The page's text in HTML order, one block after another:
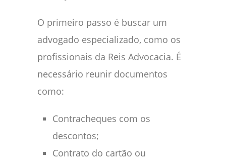
O primeiro passo é buscar um
advogado especializado, como os
profissionais da Reis Advocacia. É
necessário reunir documentos
como:
Contracheques com os
descontos;
Contrato do cartão ou